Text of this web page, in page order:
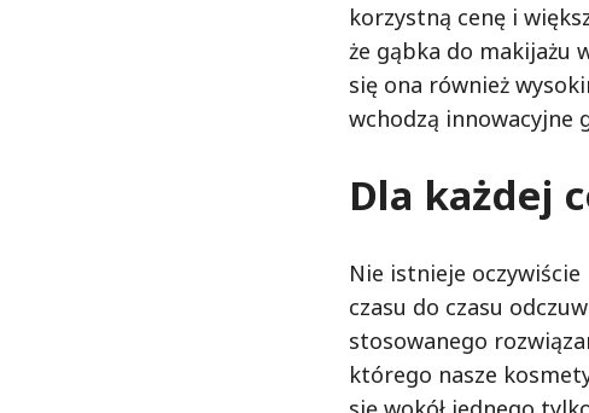
korzystną cenę i
że gąbka do makijażu
się ona również
wchodzą innowacyjne
Dla każdej
Nie istnieje oczywiście
czasu do czasu
stosowanego
którego nasze